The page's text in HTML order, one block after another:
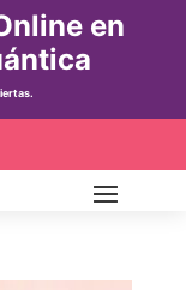
en